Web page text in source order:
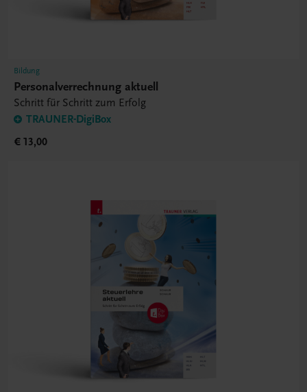
Bildung
Personalverrechnung aktuell
Schritt für Schritt zum Erfolg
TRAUNER-DigiBox
€ 13,00